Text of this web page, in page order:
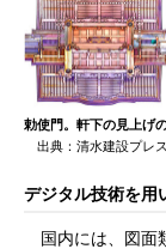
勅使門。軒下の見上げ
出典：清水建設プレ
デジタル技術を用
国内には、図面